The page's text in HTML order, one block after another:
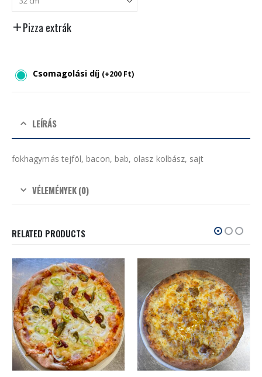
Pizza extrák
Csomagolási díj (+200 Ft)
LEÍRÁS
fokhagymás tejföl, bacon, bab, olasz kolbász, sajt
VÉLEMÉNYEK (0)
RELATED PRODUCTS